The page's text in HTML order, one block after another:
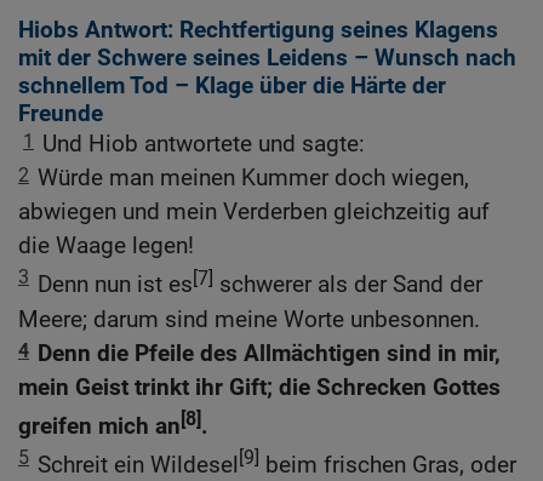
Hiobs Antwort: Rechtfertigung seines Klagens
mit der Schwere seines Leidens – Wunsch nach
schnellem Tod – Klage über die Härte der
Freunde
1 Und Hiob antwortete und sagte:
2 Würde man meinen Kummer doch wiegen,
abwiegen und mein Verderben gleichzeitig auf
die Waage legen!
3 Denn nun ist es[7] schwerer als der Sand der
Meere; darum sind meine Worte unbesonnen.
4 Denn die Pfeile des Allmächtigen sind in mir,
mein Geist trinkt ihr Gift; die Schrecken Gottes
greifen mich an [8].
5 Schreit ein Wildesel [9] beim frischen Gras, oder